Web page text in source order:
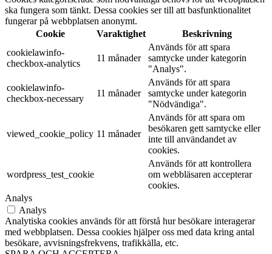
ska fungera som tänkt. Dessa cookies ser till att basfunktionalitet
fungerar på webbplatsen anonymt.
Cookie
Varaktighet
Beskrivning
cookielawinfo-
checkbox-analytics
11 månader
Används för att spara
samtycke under kategorin
"Analys".
cookielawinfo-
checkbox-necessary
11 månader
Används för att spara
samtycke under kategorin
"Nödvändiga".
viewed_cookie_policy 11 månader
Används för att spara om
besökaren gett samtycke eller
inte till användandet av
cookies.
wordpress_test_cookie
Används för att kontrollera
om webbläsaren accepterar
cookies.
Analys
Analys
Analytiska cookies används för att förstå hur besökare interagerar
med webbplatsen. Dessa cookies hjälper oss med data kring antal
besökare, avvisningsfrekvens, trafikkälla, etc.